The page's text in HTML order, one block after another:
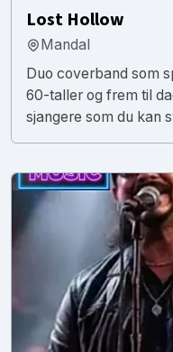
Lost Hollow
Mandal
Duo coverband som
60-taller og frem til
sjangere som du kan